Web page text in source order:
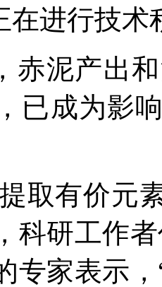
在进行技术
赤泥产出
已成为影
取有价元
科研工作
专家表示